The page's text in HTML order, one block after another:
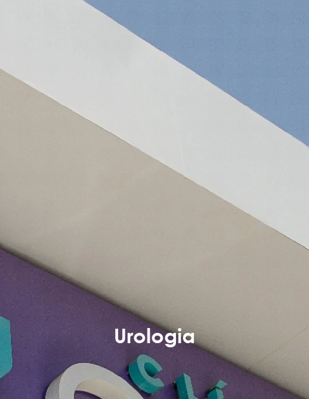
Urologia